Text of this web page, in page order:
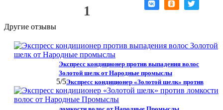
1
Другие отзывы
Экспресс кондиционер против выпадения волос
Золотой шелк от Народные промыслы
5/5Экспресс кондиционер «Золотой шелк» против